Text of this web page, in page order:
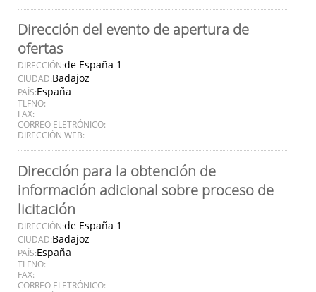
Dirección del evento de apertura de
ofertas
DIRECCIÓN:de España 1
CIUDAD:Badajoz
PAÍS:España
TLFNO:
FAX:
CORREO ELETRÓNICO:
DIRECCIÓN WEB:
Dirección para la obtención de
información adicional sobre proceso de
licitación
DIRECCIÓN:de España 1
CIUDAD:Badajoz
PAÍS:España
TLFNO:
FAX:
CORREO ELETRÓNICO: